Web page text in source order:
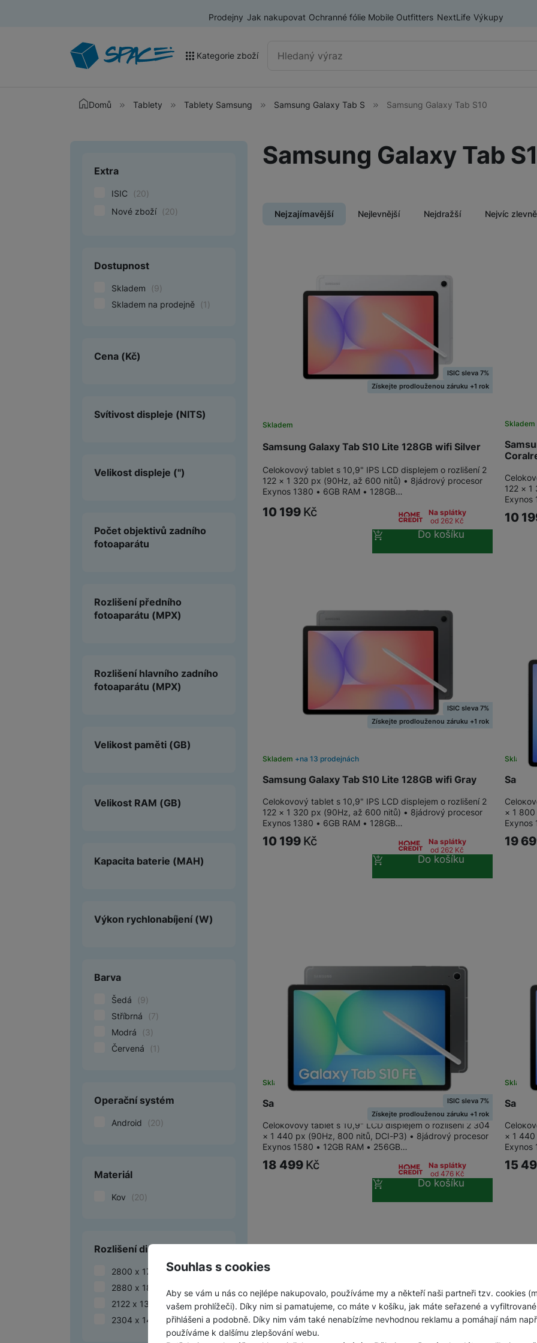
Souhlas s cookies
Aby se vám u nás co nejlépe nakupovalo, používáme my a někteří naši partneři tzv. cookies
vašem prohlížeči). Díky nim si pamatujeme, co máte v košíku, jak máte seřazené a
přihlášeni a podobně. Díky nim vám také nenabízíme nevhodnou reklamu a pomáhají nám
používáme k dalšímu zlepšování webu.
Prodejny Jak nakupovat Ochranné fólie Mobile Outfitters NextLife Výkupy
Vyhledávání
Kategorie zboží
Akce a výprodej
Televize
Audio
Domácí spotřebiče
Tablety Samsung
Samsung Galaxy Tab S
Tablety Doogee
Tablety pro děti
Foto
Smart
Herní zóna
Příslušenství
Domů Tablety Tablety Samsung Samsung Galaxy Tab S Samsung Galaxy Tab S10
Samsung Galaxy Tab
Nejzajímavější Nejlevnější Nejdražší Nejvíc
Upřesnit parametry
Extra
ISIC (20)
Nové zboží (20)
Dostupnost
Skladem (9)
Skladem na prodejně
(1 )
Cena (Kč)
Svítivost displeje (NITS)
Velikost displeje (")
Počet objektivů zadního
fotoaparátu
Rozlišení předního
fotoaparátu (MPX)
Rozlišení hlavního zadního
fotoaparátu (MPX)
Velikost paměti (GB)
Velikost RAM (GB)
Kapacita baterie (MAH)
Výkon rychlonabíjení (W)
Barva
Šedá (9)
Stříbrná
(7)
Modrá
(3)
Červená
(1 )
Operační systém
Android (20)
Materiál
Kov (20)
Rozlišení displeje
2800 x 1752 (6)
2880 x 1800
( 5
2122 x 1320
(5)
2304 x 1440
(4)
Samsung Galaxy Tab S10 Lite 128GB wifi Silver
Skladem
ISIC sleva 7%
Získejte prodlouženou záruku +1 rok
Celokovový tablet s 10,9" IPS LCD displejem o rozlišení 2
122 × 1 320 px (90Hz, až 600 nitů) • 8jádrový procesor
Exynos 1380 • 6GB RAM • 128GB…
10 199 Kč
Na splátky
od 262 Kč
Do košíku
Skladem
122 ×
Exynos
10
Samsung Galaxy Tab S10 Lite 128GB wifi Gray
Skladem na 13 prodejnách
ISIC sleva 7%
Získejte prodlouženou záruku +1 rok
Celokovový tablet s 10,9" IPS LCD displejem o rozlišení 2
122 × 1 320 px (90Hz, až 600 nitů) • 8jádrový procesor
Exynos 1380 • 6GB RAM • 128GB…
10 199 Kč
Na splátky
od 262 Kč
Do košíku
Skladem
× 1
Exynos
19
Samsung Galaxy Tab S10 FE 256GB Wifi, Gray
Skladem
ISIC sleva 7%
Získejte prodlouženou záruku +1 rok
Celokovový tablet s 10,9" LCD displejem o rozlišení 2 304
× 1 440 px (90Hz, 800 nitů, DCI-P3) • 8jádrový procesor
Exynos 1580 • 12GB RAM • 256GB…
18 499 Kč
Na splátky
od 476 Kč
Do košíku
Skladem
× 1
Exynos
15